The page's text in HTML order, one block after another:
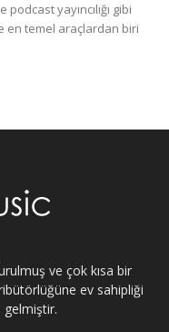
yayıncılığı gibi
en temel araçlardan biri
ve çok kısa bir
ev sahipliği